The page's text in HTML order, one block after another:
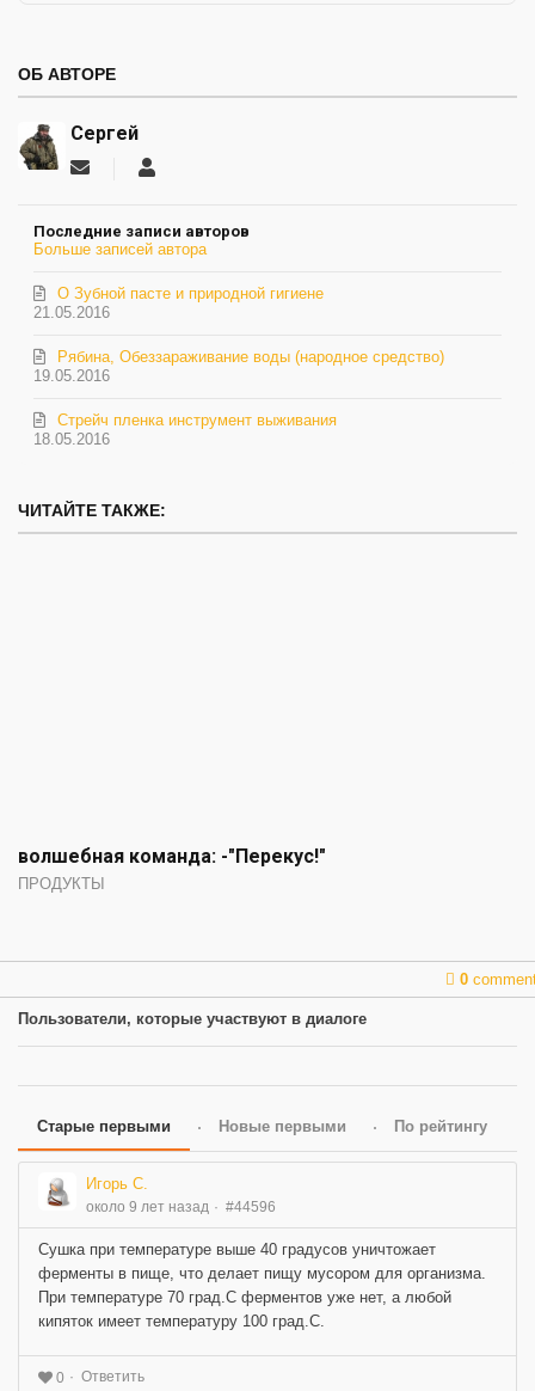
ОБ АВТОРЕ
Сергей
Подписаться
автора
Сергей
Последние записи авторов
Больше записей автора
21.05.2016
О Зубной пасте и природной гигиене
19.05.2016
Рябина, Обеззараживание воды (народное средство)
18.05.2016
Стрейч пленка инструмент выживания
ЧИТАЙТЕ ТАКЖЕ:
волшебная команда: -"Перекус!"
ПРОДУКТЫ
0
Пользователи, которые участвуют в диалоге
Старые первыми Новые первыми По рейтингу
Игорь C.
около 9 лет назад #44596
Сушка при температуре выше 40 градусов уничтожает
ферменты в пище, что делает пищу мусором для организма.
При температуре 70 град.С ферментов уже нет, а любой
кипяток имеет температуру 100 град.С.
0 Ответить